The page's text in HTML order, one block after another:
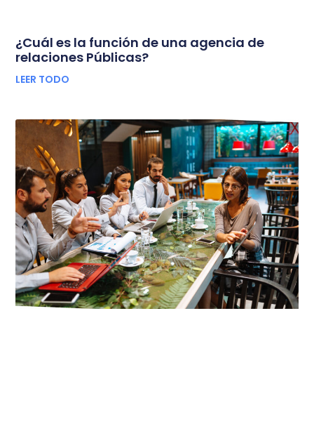
¿Cuál es la función de una agencia de
relaciones Públicas?
LEER TODO